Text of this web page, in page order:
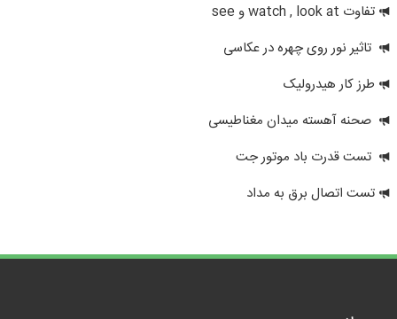
تفاوت watch , look at و see
تاثیر نور روی چهره در عکاسی
طرز کار هیدرولیک
صحنه آهسته میدان مغناطیسی
تست قدرت باد موتور جت
تست اتصال برق به مداد